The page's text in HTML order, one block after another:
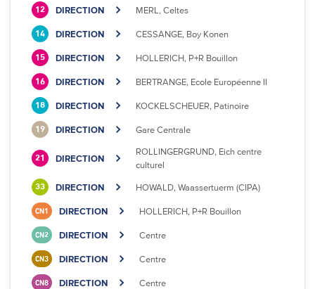
12 DIRECTION MERL, Celtes
14 DIRECTION CESSANGE, Boy Konen
15 DIRECTION HOLLERICH, P+R Bouillon
16 DIRECTION BERTRANGE, Ecole Européenne II
18 DIRECTION KOCKELSCHEUER, Patinoire
19 DIRECTION Gare Centrale
21 DIRECTION
ROLLINGERGRUND, Eich centre
culturel
33 DIRECTION HOWALD, Waassertuerm (CIPA)
CN1 DIRECTION HOLLERICH, P+R Bouillon
CN2 DIRECTION Centre
CN3 DIRECTION Centre
CN8 DIRECTION Centre